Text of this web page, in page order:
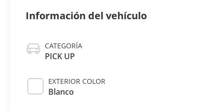
Información del vehículo
CATEGORÍA
PICK UP
EXTERIOR COLOR
Blanco